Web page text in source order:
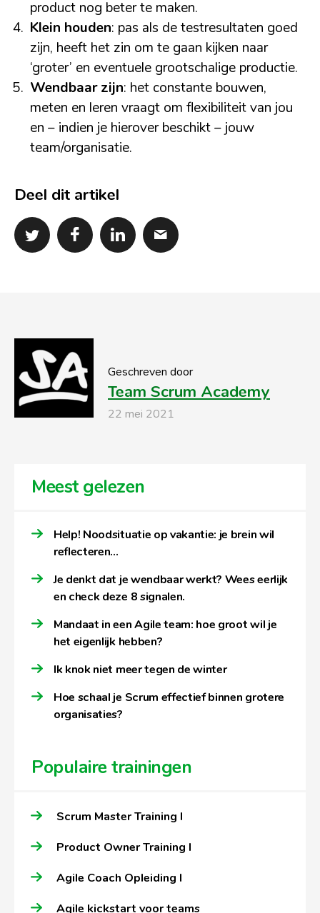
product nog beter te maken.
Klein houden: pas als de testresultaten goed
zijn, heeft het zin om te gaan kijken naar
‘groter’ en eventuele grootschalige productie.
Wendbaar zijn: het constante bouwen,
meten en leren vraagt om flexibiliteit van jou
en – indien je hierover beschikt – jouw
team/organisatie.
Deel dit artikel
Geschreven door
Team Scrum Academy
22 mei 2021
Meest gelezen
Help! Noodsituatie op vakantie: je brein wil
reflecteren…
Je denkt dat je wendbaar werkt? Wees eerlijk
en check deze 8 signalen.
Mandaat in een Agile team: hoe groot wil je
het eigenlijk hebben?
Ik knok niet meer tegen de winter
Hoe schaal je Scrum effectief binnen grotere
organisaties?
Populaire trainingen
Scrum Master Training I
Product Owner Training I
Agile Coach Opleiding I
Agile kickstart voor teams